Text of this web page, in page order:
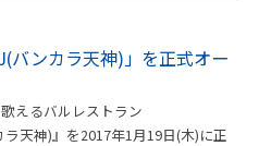
バンカラ天神)」を正式オー
えるバルレストラン
ラ天神)』を2017年1月19日(木)に正